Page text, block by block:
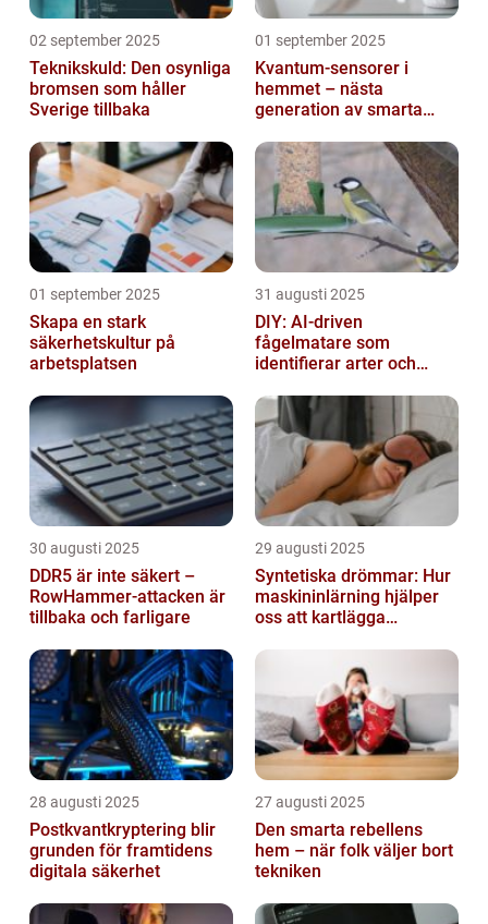
02 september 2025
Teknikskuld: Den osynliga
bromsen som håller
Sverige tillbaka
01 september 2025
Kvantum-sensorer i
hemmet – nästa
generation av smarta
01 september 2025
Skapa en stark
säkerhetskultur på
arbetsplatsen
31 augusti 2025
DIY: AI-driven
fågelmatare som
identifierar arter och
mobilen
30 augusti 2025
DDR5 är inte säkert –
RowHammer-attacken är
tillbaka och farligare
29 augusti 2025
Syntetiska drömmar: Hur
maskininlärning hjälper
oss att kartlägga
28 augusti 2025
Postkvantkryptering blir
grunden för framtidens
digitala säkerhet
27 augusti 2025
Den smarta rebellens
hem – när folk väljer bort
tekniken